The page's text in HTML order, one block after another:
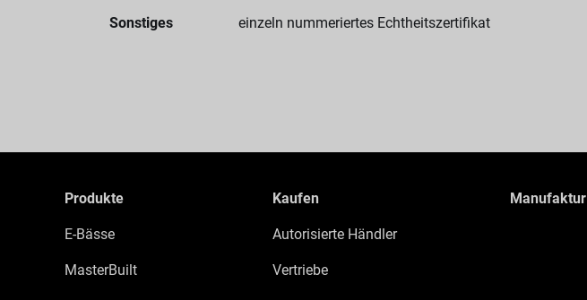
Sonstiges
einzeln nummeriertes Echtheitszertifikat
Produkte
E-Bässe
MasterBuilt
Kaufen
Autorisierte Händler
Vertriebe
Manufaktur